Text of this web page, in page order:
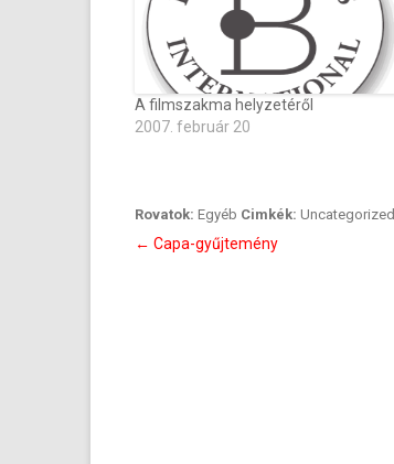
A filmszakma helyzetéről
2007. február 20
Rovatok: Egyéb Cimkék: Uncategorized
Bejegyzés
← Capa-gyűjtemény